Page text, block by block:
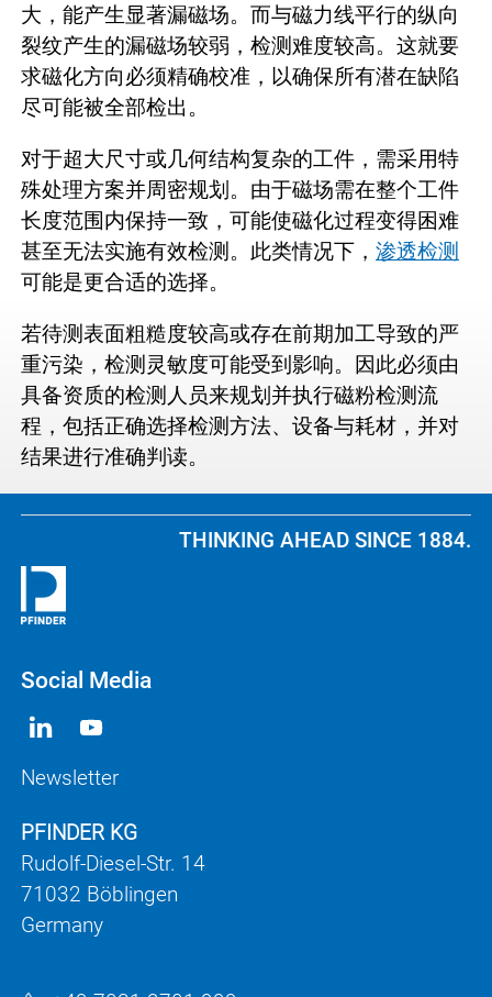
大，能产生显著漏磁场。而与磁力线平行的纵向
裂纹产生的漏磁场较弱，检测难度较高。这就要
求磁化方向必须精确校准，以确保所有潜在缺陷
尽可能被全部检出。
对于超大尺寸或几何结构复杂的工件，需采用特
殊处理方案并周密规划。由于磁场需在整个工件
长度范围内保持一致，可能使磁化过程变得困难
甚至无法实施有效检测。此类情况下， 渗透检测
可能是更合适的选择。
若待测表面粗糙度较高或存在前期加工导致的严
重污染，检测灵敏度可能受到影响。因此必须由
具备资质的检测人员来规划并执行磁粉检测流
程，包括正确选择检测方法、设备与耗材，并对
结果进行准确判读。
THINKING AHEAD SINCE 1884.
Social Media
Newsletter
PFINDER KG
Rudolf-Diesel-Str. 14
71032 Böblingen
Germany